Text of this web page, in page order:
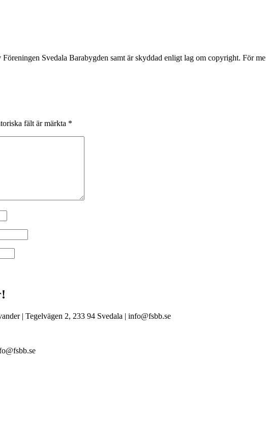
Svedala Barabygden samt är skyddad enligt lag om copyright. För me
fält är märkta *
| Tegelvägen 2, 233 94 Svedala | info@fsbb.se